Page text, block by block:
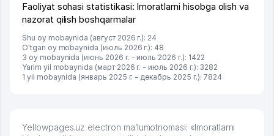
Faoliyat sohasi statistikasi: Imoratlarni hisobga olish va
nazorat qilish boshqarmalar
Shu oy mobaynida (август 2026 г.): 24
O'tgan oy mobaynida (июль 2026 г.): 48
3 oy mobaynida (июнь 2026 г. - июль 2026 г.): 1422
Yarim yil mobaynida (март 2026 г. - июль 2026 г.): 3282
1 yil mobaynida (январь 2025 г. - декабрь 2025 г.): 7824
Yellowpages.uz electron ma’lumotnomasi: «Imoratlarni